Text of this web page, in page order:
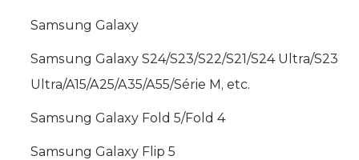
Samsung Galaxy
Samsung Galaxy S24/S23/S22/S21/S24 Ultra/S23
Ultra/A15/A25/A35/A55/Série M, etc.
Samsung Galaxy Fold 5/Fold 4
Samsung Galaxy Flip 5